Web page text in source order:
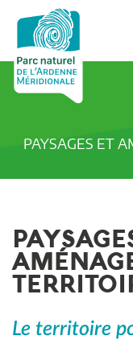
PAYSAGES ET
Le territoire